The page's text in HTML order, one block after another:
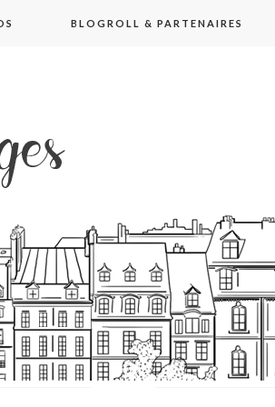
BLOGROLL & PARTENAIRES